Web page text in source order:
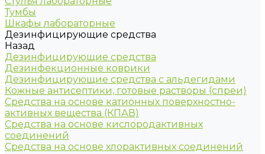
Тумбы
Шкафы лабораторные
Дезинфицирующие средства
Назад
Дезинфицирующие средства
Дезинфекционные коврики
Дезинфицирующие средства с альдегидами
Кожные антисептики, готовые растворы (спреи)
Средства на основе катионных поверхностно-
активных вещества (КПАВ)
Средства на основе кислородактивных
соединений
Средства на основе хлорактивных соединений